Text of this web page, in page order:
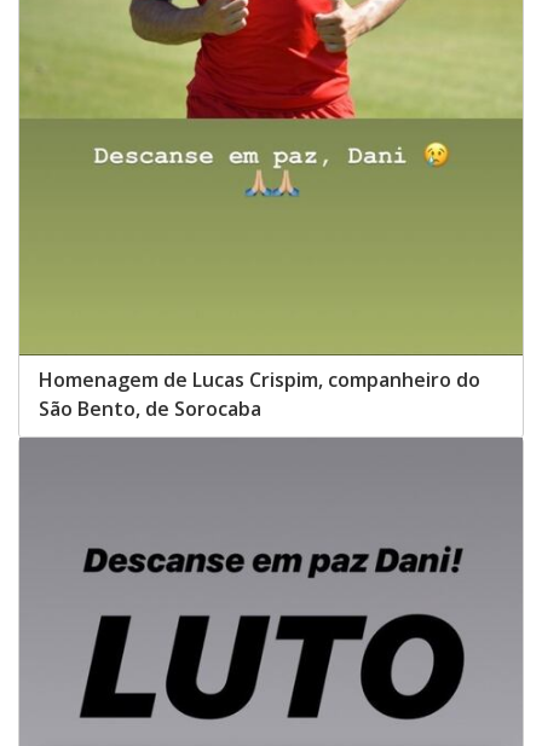
Homenagem de Lucas Crispim, companheiro do
São Bento, de Sorocaba